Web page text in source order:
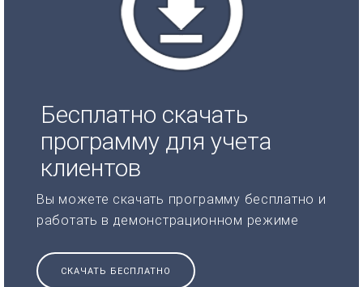
Бесплатно скачать
программу для учета
клиентов
Вы можете скачать программу бесплатно и
работать в демонстрационном режиме
СКАЧАТЬ БЕСПЛАТНО